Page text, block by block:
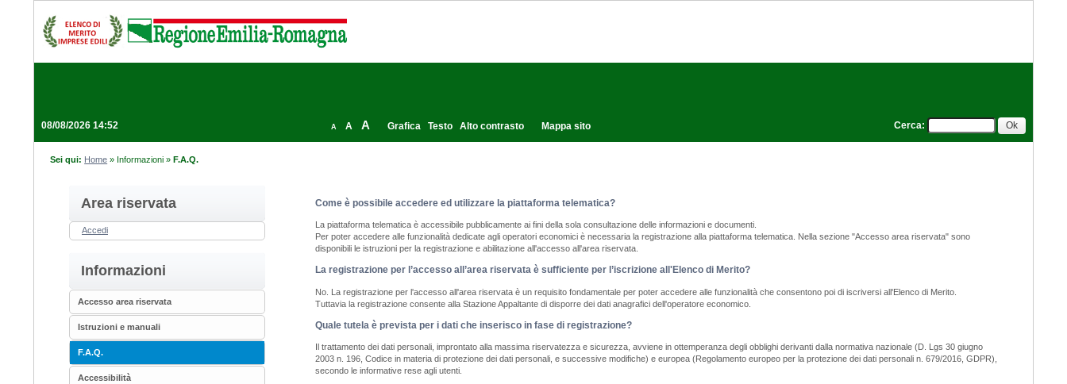
08/08/2026 14:52 Cerca:
A A A Grafica Testo Alto contrasto Mappa sito
Sei qui: Home » Informazioni »F.A.Q.
Area riservata
Accedi
Informazioni
Accesso area riservata
Istruzioni e manuali
F.A.Q.
Accessibilità
Come è possibile accedere ed utilizzare la piattaforma telematica?
La piattaforma telematica è accessibile pubblicamente ai fini della sola consultazione delle informazioni e documenti.
Per poter accedere alle funzionalità dedicate agli operatori economici è necessaria la registrazione alla piattaforma telematica. Nella sezione "Accesso area riservata" sono
disponibili le istruzioni per la registrazione e abilitazione all'accesso all'area riservata.
La registrazione per l’accesso all’area riservata è sufficiente per l’iscrizione all'Elenco di Merito?
No. La registrazione per l'accesso all'area riservata è un requisito fondamentale per poter accedere alle funzionalità che consentono poi di iscriversi all'Elenco di Merito.
Tuttavia la registrazione consente alla Stazione Appaltante di disporre dei dati anagrafici dell'operatore economico.
Quale tutela è prevista per i dati che inserisco in fase di registrazione?
Il trattamento dei dati personali, improntato alla massima riservatezza e sicurezza, avviene in ottemperanza degli obblighi derivanti dalla normativa nazionale (D. Lgs 30 giugno
2003 n. 196, Codice in materia di protezione dei dati personali, e successive modifiche) e europea (Regolamento europeo per la protezione dei dati personali n. 679/2016, GDPR),
secondo le informative rese agli utenti.